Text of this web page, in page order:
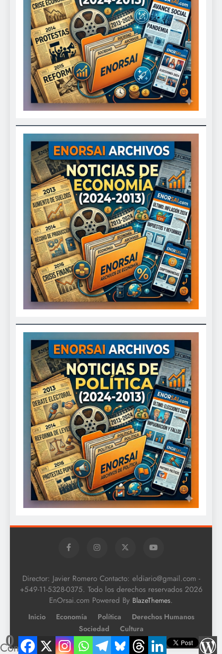
0
Compartidos
Director: Javier Romero Contacto: eldiario@gmail.com -
+549-11-5328-0375. Todo los derechos reservados 2026
EnOrsai.com Powered By BlazeThemes.
Inicio Economía Política
Derechos Humanos
Sociedad
Cultura